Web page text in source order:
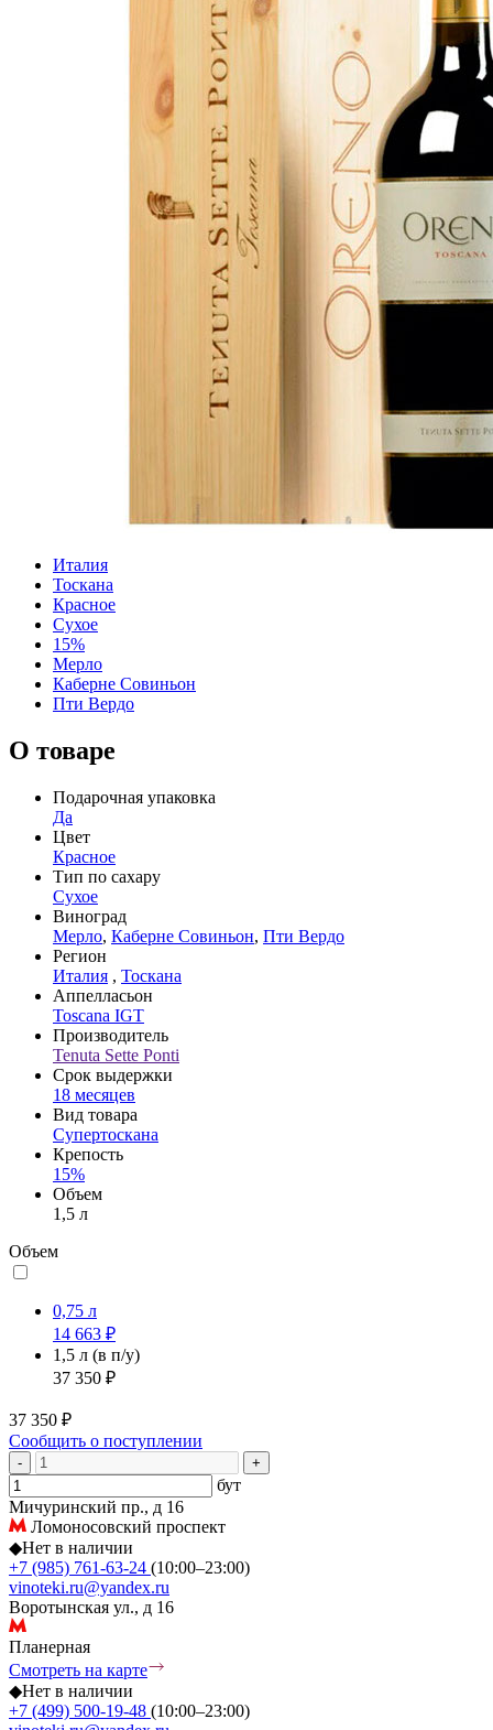
Италия
Тоскана
Красное
Сухое
15%
Мерло
Каберне Совиньон
Пти Вердо
О товаре
Подарочная упаковка
Да
Цвет
Красное
Тип по сахару
Сухое
Виноград
Мерло, Каберне Совиньон, Пти Вердо
Регион
Италия , Тоскана
Аппелласьон
Toscana IGT
Производитель
Tenuta Sette Ponti
Срок выдержки
18 месяцев
Вид товара
Супертоскана
Крепость
15%
Объем
1,5 л
Объем
0,75 л
14 663 ₽
1,5 л (в п/у)
37 350 ₽
37 350 ₽
Сообщить о поступлении
- +
бут
Мичуринский пр., д 16
Ломоносовский проспект
◆Нет в наличии
+7 (985) 761-63-24 (10:00–23:00)
vinoteki.ru@yandex.ru
Воротынская ул., д 16
Планерная
Смотреть на карте
◆Нет в наличии
+7 (499) 500-19-48 (10:00–23:00)